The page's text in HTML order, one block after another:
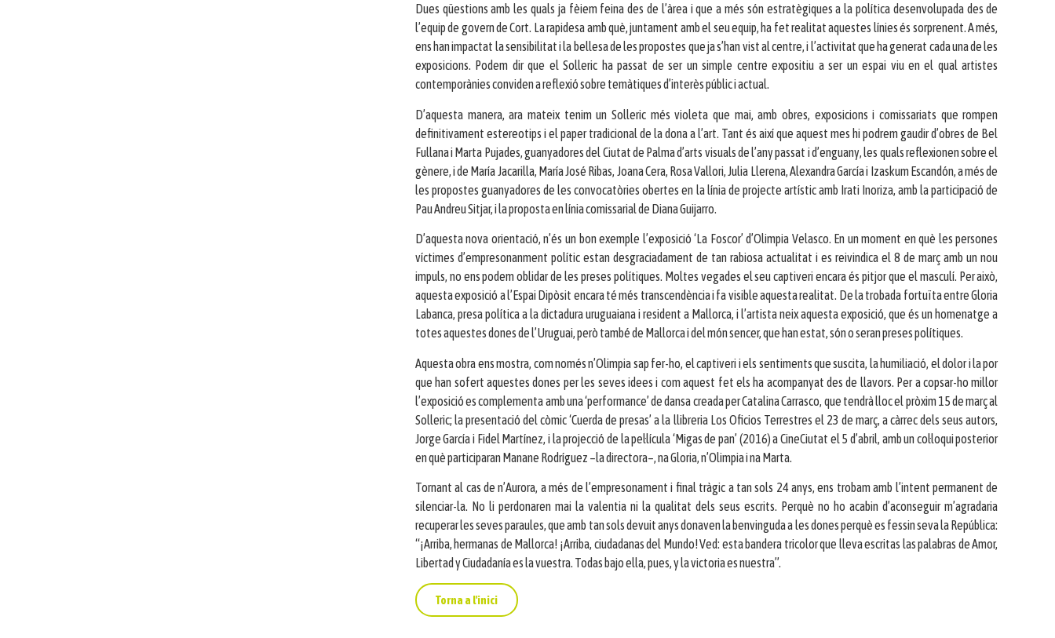
Dues qüestions amb les quals ja fèiem feina des de l’àrea i que a més són estratègiques a la política desenvolupada des de
l’equip de govern de Cort. La rapidesa amb què, juntament amb el seu equip, ha fet realitat aquestes línies és sorprenent. A més,
ens han impactat la sensibilitat i la bellesa de les propostes que ja s’han vist al centre, i l’activitat que ha generat cada una de les
exposicions. Podem dir que el Solleric ha passat de ser un simple centre expositiu a ser un espai viu en el qual artistes
contemporànies conviden a reflexió sobre temàtiques d’interès públic i actual.
D’aquesta manera, ara mateix tenim un Solleric més violeta que mai, amb obres, exposicions i comissariats que rompen
definitivament estereotips i el paper tradicional de la dona a l’art. Tant és així que aquest mes hi podrem gaudir d’obres de Bel
Fullana i Marta Pujades, guanyadores del Ciutat de Palma d’arts visuals de l’any passat i d’enguany, les quals reflexionen sobre el
gènere, i de María Jacarilla, María José Ribas, Joana Cera, Rosa Vallori, Julia Llerena, Alexandra García i Izaskum Escandón, a més de
les propostes guanyadores de les convocatòries obertes en la línia de projecte artístic amb Irati Inoriza, amb la participació de
Pau Andreu Sitjar, i la proposta en línia comissarial de Diana Guijarro.
D’aquesta nova orientació, n’és un bon exemple l’exposició ‘La Foscor’ d’Olimpia Velasco. En un moment en què les persones
víctimes d’empresonanment polític estan desgraciadament de tan rabiosa actualitat i es reivindica el 8 de març amb un nou
impuls, no ens podem oblidar de les preses polítiques. Moltes vegades el seu captiveri encara és pitjor que el masculí. Per això,
aquesta exposició a l’Espai Dipòsit encara té més transcendència i fa visible aquesta realitat. De la trobada fortuïta entre Gloria
Labanca, presa política a la dictadura uruguaiana i resident a Mallorca, i l’artista neix aquesta exposició, que és un homenatge a
totes aquestes dones de l’Uruguai, però també de Mallorca i del món sencer, que han estat, són o seran preses polítiques.
Aquesta obra ens mostra, com només n’Olimpia sap fer-ho, el captiveri i els sentiments que suscita, la humiliació, el dolor i la por
que han sofert aquestes dones per les seves idees i com aquest fet els ha acompanyat des de llavors. Per a copsar-ho millor
l’exposició es complementa amb una ‘performance’ de dansa creada per Catalina Carrasco, que tendrà lloc el pròxim 15 de març al
Solleric; la presentació del còmic ‘Cuerda de presas’ a la llibreria Los Oficios Terrestres el 23 de març, a càrrec dels seus autors,
Jorge García i Fidel Martínez, i la projecció de la pel·lícula ‘Migas de pan’ (2016) a CineCiutat el 5 d’abril, amb un col·loqui posterior
en què participaran Manane Rodríguez –la directora–, na Gloria, n’Olimpia i na Marta.
Tornant al cas de n’Aurora, a més de l’empresonament i final tràgic a tan sols 24 anys, ens trobam amb l’intent permanent de
silenciar-la. No li perdonaren mai la valentia ni la qualitat dels seus escrits. Perquè no ho acabin d’aconseguir m’agradaria
recuperar les seves paraules, que amb tan sols devuit anys donaven la benvinguda a les dones perquè es fessin seva la República:
“¡Arriba, hermanas de Mallorca! ¡Arriba, ciudadanas del Mundo! Ved: esta bandera tricolor que lleva escritas las palabras de Amor,
Libertad y Ciudadanía es la vuestra. Todas bajo ella, pues, y la victoria es nuestra”.
Torna a l'inici